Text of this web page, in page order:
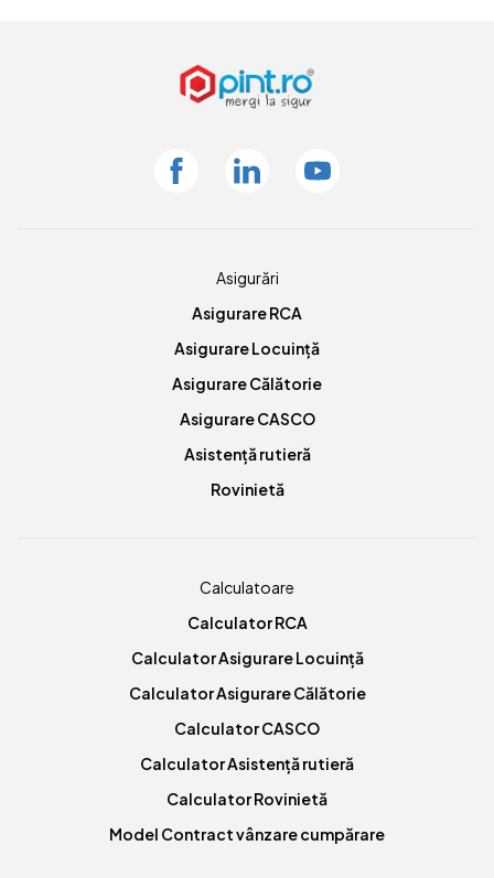
FacebookLinkedin Youtube
Asigurări
Asigurare RCA
Asigurare Locuință
Asigurare Călătorie
Asigurare CASCO
Asistență rutieră
Rovinietă
Calculatoare
Calculator RCA
Calculator Asigurare Locuință
Calculator Asigurare Călătorie
Calculator CASCO
Calculator Asistență rutieră
Calculator Rovinietă
Model Contract vânzare cumpărare